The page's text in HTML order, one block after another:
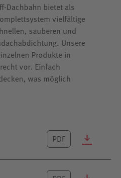
Dachbahn bietet als
vielfältige
sauberen und
Unsere
Produkte in
vor. Einfach
was möglich
PDF